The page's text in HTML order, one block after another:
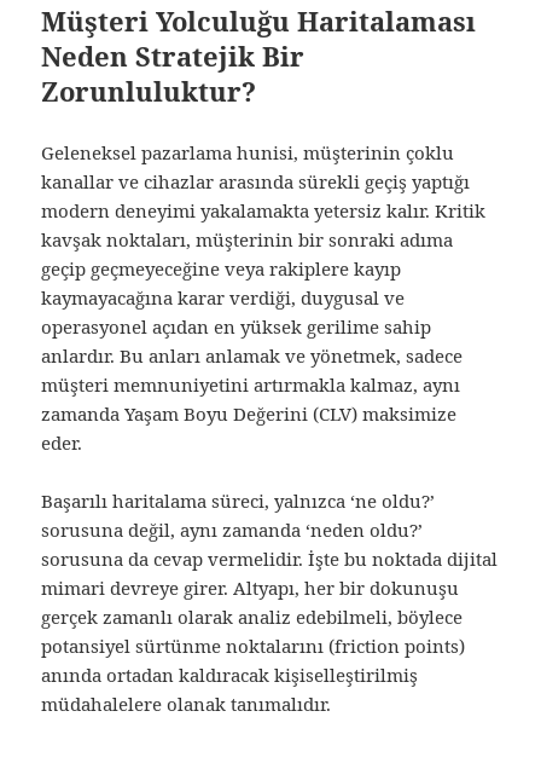
Müşteri Yolculuğu Haritalaması
Neden Stratejik Bir
Zorunluluktur?
Geleneksel pazarlama hunisi, müşterinin çoklu
kanallar ve cihazlar arasında sürekli geçiş yaptığı
modern deneyimi yakalamakta yetersiz kalır. Kritik
kavşak noktaları, müşterinin bir sonraki adıma
geçip geçmeyeceğine veya rakiplere kayıp
kaymayacağına karar verdiği, duygusal ve
operasyonel açıdan en yüksek gerilime sahip
anlardır. Bu anları anlamak ve yönetmek, sadece
müşteri memnuniyetini artırmakla kalmaz, aynı
zamanda Yaşam Boyu Değerini (CLV) maksimize
eder.
Başarılı haritalama süreci, yalnızca ‘ne oldu?’
sorusuna değil, aynı zamanda ‘neden oldu?’
sorusuna da cevap vermelidir. İşte bu noktada dijital
mimari devreye girer. Altyapı, her bir dokunuşu
gerçek zamanlı olarak analiz edebilmeli, böylece
potansiyel sürtünme noktalarını (friction points)
anında ortadan kaldıracak kişiselleştirilmiş
müdahalelere olanak tanımalıdır.